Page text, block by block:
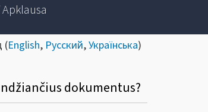
(English, Русский,Українська)
dokumentus?